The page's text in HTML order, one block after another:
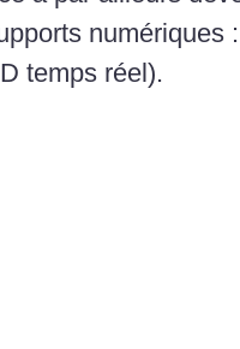
numériques
temps réel).